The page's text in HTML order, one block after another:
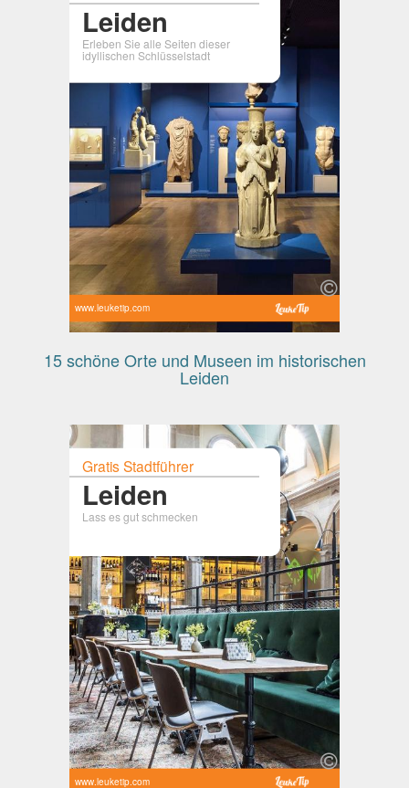
Leiden
Erleben Sie alle Seiten dieser
idyllischen Schlüsselstadt
www.leuketip.com
15 schöne Orte und Museen im historischen
Leiden
Gratis Stadtführer
Leiden
Lass es gut schmecken
www.leuketip.com